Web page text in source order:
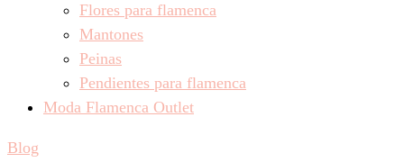
Flores para flamenca
Mantones
Peinas
Pendientes para flamenca
Moda Flamenca Outlet
Blog